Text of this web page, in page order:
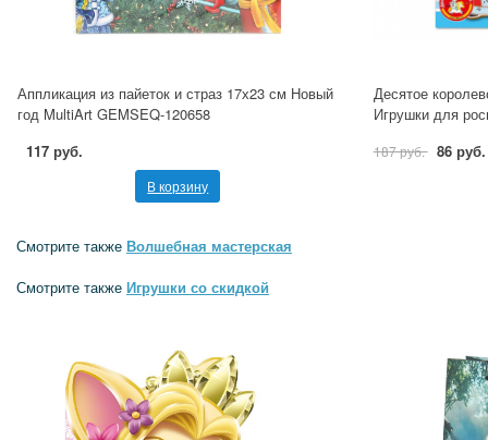
Аппликация из пайеток и страз 17х23 см Новый
год MultiArt GEMSEQ-120658
117 руб.
В корзину
Десятое
Игрушки для
187 руб. 86 руб.
Смотрите также Волшебная мастерская
Смотрите также Игрушки со скидкой